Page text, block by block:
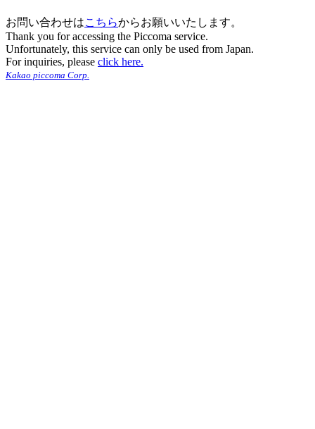
お問い合わせはこちらからお願いいたします。
Thank you for accessing the Piccoma service.
Unfortunately, this service can only be used from Japan.
For inquiries, please click here.
Kakao piccoma Corp.